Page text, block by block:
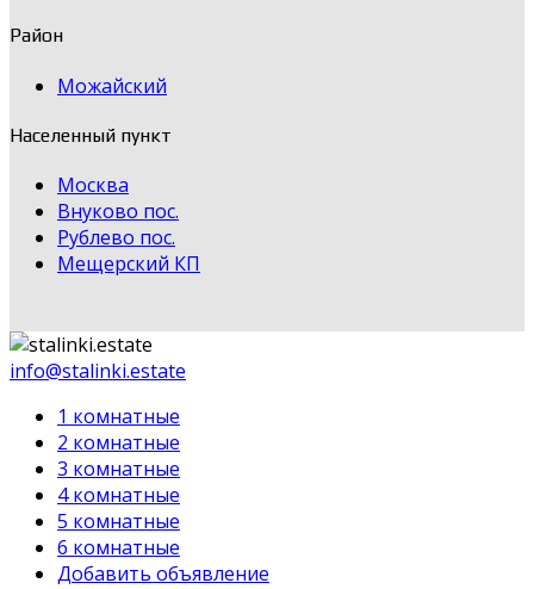
Район
Можайский
Населенный пункт
Москва
Внуково пос.
Рублево пос.
Мещерский КП
info@stalinki.estate
1 комнатные
2 комнатные
3 комнатные
4 комнатные
5 комнатные
6 комнатные
Добавить объявление